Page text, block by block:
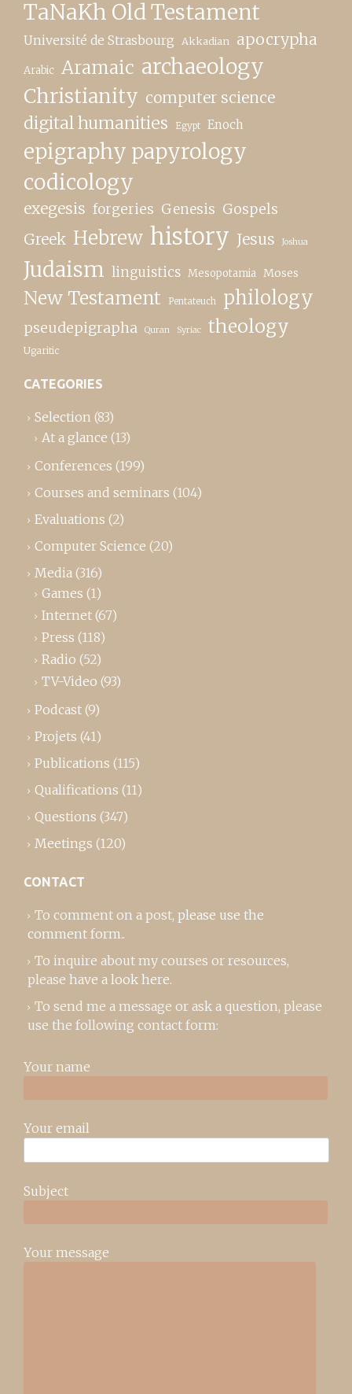
TaNaKh Old Testament
Université de Strasbourg Akkadian apocrypha
Arabic Aramaic archaeology
Christianity computer science
digital humanities Egypt Enoch
epigraphy papyrology
codicology
exegesis forgeries Genesis Gospels
Greek Hebrew history Jesus Joshua
Judaism linguistics Mesopotamia Moses
New Testament Pentateuch philology
pseudepigrapha Quran Syriac theology
Ugaritic
CATEGORIES
Selection (83)
At a glance (13)
Conferences (199)
Courses and seminars (104)
Evaluations (2)
Computer Science (20)
Media (316)
Games (1)
Internet (67)
Press (118)
Radio (52)
TV-Video (93)
Podcast (9)
Projets (41)
Publications (115)
Qualifications (11)
Questions (347)
Meetings (120)
CONTACT
To comment on a post, please use the
comment form..
To inquire about my courses or resources,
please have a look here.
To send me a message or ask a question, please
use the following contact form:
Your name
Your email
Subject
Your message